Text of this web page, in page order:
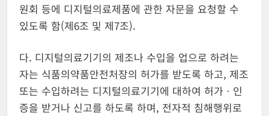
원회 등에 디지털의료제품에 관한 자문을 요청할 수
있도록 함(제6조 및 제7조).
다. 디지털의료기기의 제조나 수입을 업으로 하려는
자는 식품의약품안전처장의 허가를 받도록 하고, 제조
또는 수입하려는 디지털의료기기에 대하여 허가ㆍ인
증을 받거나 신고를 하도록 하며, 전자적 침해행위로